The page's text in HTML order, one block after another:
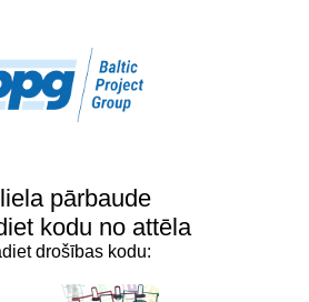
pārbaude
kodu no attēla
drošības kodu: